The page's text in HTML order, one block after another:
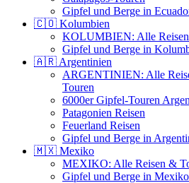
Gipfel und Berge in
🇨🇴 Kolumbien
KOLUMBIEN: Alle
Gipfel und Berge in
🇦🇷 Argentinien
ARGENTINIEN: Alle
Touren
6000er Gipfel-Touren
Patagonien Reisen
Feuerland Reisen
Gipfel und Berge in
🇲🇽 Mexiko
MEXIKO: Alle Reisen &
Gipfel und Berge in Mexiko